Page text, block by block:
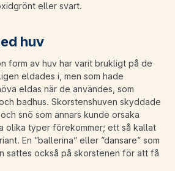
eller svart.
huv
form av huv har varit brukligt på de
eldades i, men som hade
eldas när de användes, som
badhus. Skorstenshuven skyddade
snö som annars kunde orsaka
olika typer förekommer; ett så kallat
En ”ballerina” eller ”dansare” som
sattes också på skorstenen för att få